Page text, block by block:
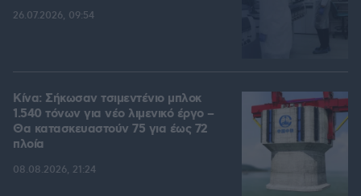
26.07.2026, 09:54
Κίνα: Σήκωσαν τσιμεντένιο μπλοκ
1.540 τόνων για νέο λιμενικό έργο –
Θα κατασκευαστούν 75 για έως 72
πλοία
08.08.2026, 21:24